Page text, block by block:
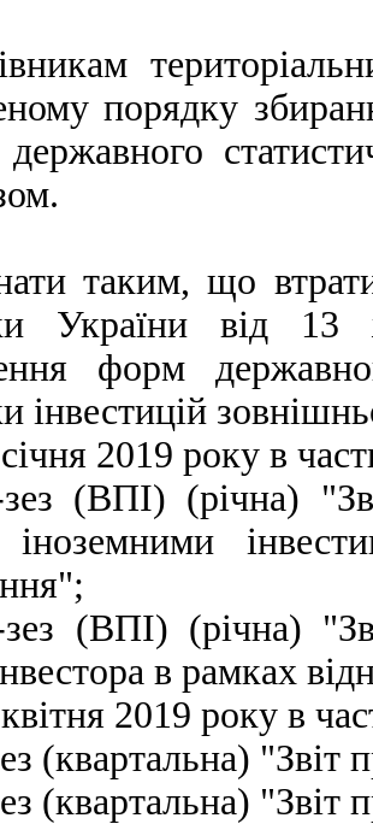
порядку
таким, що
України від
форм
інвестицій
2019 року в
(ВПІ) (річна)
(ВПІ) (річна)
в рамках
2019 року в
(квартальна) "Звіт
(квартальна) "Звіт